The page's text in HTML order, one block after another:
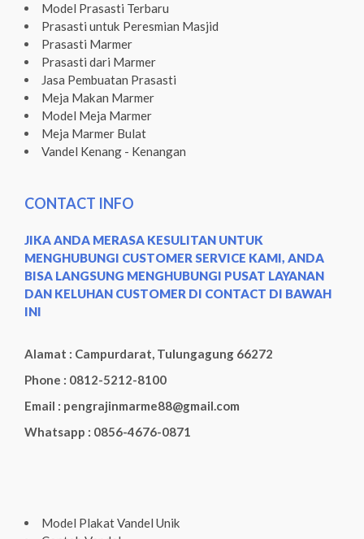
Model Prasasti Terbaru
Prasasti untuk Peresmian Masjid
Prasasti Marmer
Prasasti dari Marmer
Jasa Pembuatan Prasasti
Meja Makan Marmer
Model Meja Marmer
Meja Marmer Bulat
Vandel Kenang - Kenangan
CONTACT INFO
JIKA ANDA MERASA KESULITAN UNTUK
MENGHUBUNGI CUSTOMER SERVICE KAMI, ANDA
BISA LANGSUNG MENGHUBUNGI PUSAT LAYANAN
DAN KELUHAN CUSTOMER DI CONTACT DI BAWAH
INI
Alamat : Campurdarat, Tulungagung 66272
Phone : 0812-5212-8100
Email : pengrajinmarme88@gmail.com
Whatsapp : 0856-4676-0871
Model Plakat Vandel Unik